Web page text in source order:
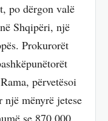
po dërgon valë
Shqipëri, një
Prokurorët
përvetësoi
mënyrë jetese
se 870,000